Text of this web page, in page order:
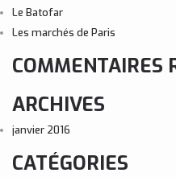
Le Batofar
Les marchés de Paris
COMMENTAIRES
ARCHIVES
janvier 2016
CATÉGORIES